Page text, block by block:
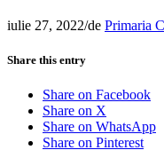
iulie 27, 2022/de Primaria
Share this entry
Share on Facebook
Share on X
Share on WhatsApp
Share on Pinterest